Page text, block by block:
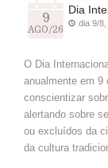
9
AGO/26
Dia
dia 9/
O Dia
anualmente em 9
conscientizar
alertando sobre
ou excluídos da
da cultura